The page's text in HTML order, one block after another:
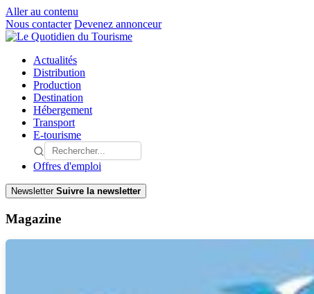
Aller au contenu
Nous contacter Devenez annonceur
Actualités
Distribution
Production
Destination
Hébergement
Transport
E-tourisme
Offres d'emploi
Newsletter Suivre la newsletter
Magazine